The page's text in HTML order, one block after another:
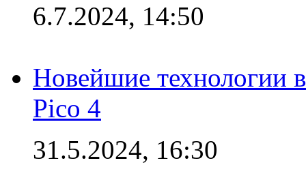
6.7.2024, 14:50
Новейшие технологии
Pico 4
31.5.2024, 16:30